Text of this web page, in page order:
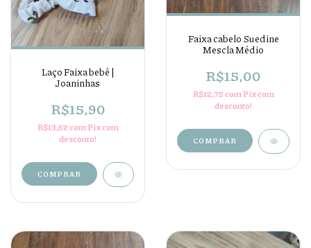
Laço Faixa bebê |
Joaninhas
R$15,90
R$13,52comPix com
desconto!
Faixa cabelo Suedine
Mescla Médio
R$15,00
R$12,75comPix com
desconto!